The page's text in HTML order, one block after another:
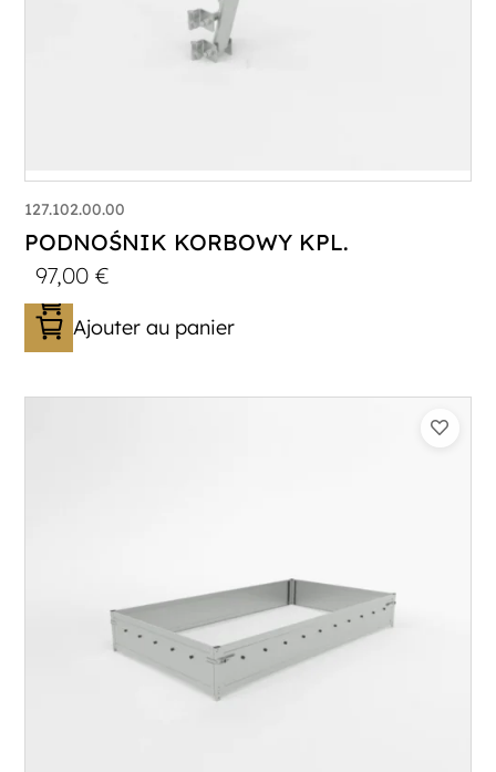
127.102.00.00
PODNOŚNIK KORBOWY KPL.
97,00€
Ajouter au panier